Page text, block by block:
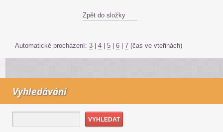
Zpět do složky
Automatické procházení: 3 | 4 | 5 | 6 | 7 (čas ve vteřinách)
Vyhledávání